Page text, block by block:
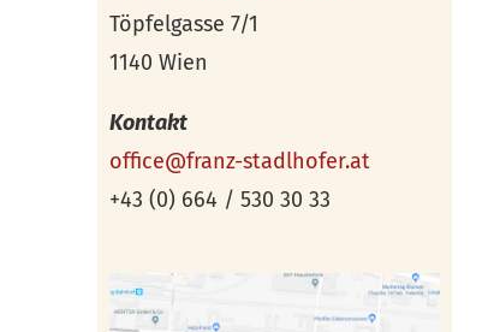
Töpfelgasse 7/1
1140 Wien
Kontakt
office@franz-stadlhofer.at
+43 (0) 664 / 530 30 33